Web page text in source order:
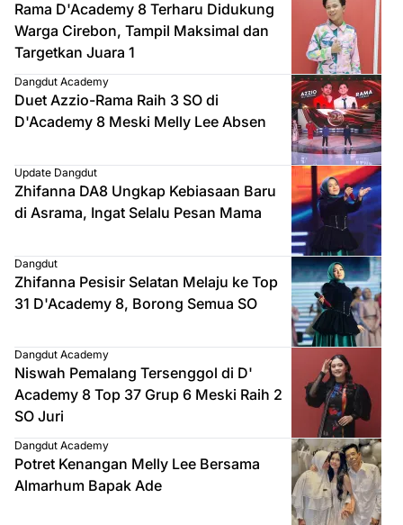
Rama D'Academy 8 Terharu Didukung
Warga Cirebon, Tampil Maksimal dan
Targetkan Juara 1
Dangdut Academy
Duet Azzio-Rama Raih 3 SO di
D'Academy 8 Meski Melly Lee Absen
Update Dangdut
Zhifanna DA8 Ungkap Kebiasaan Baru
di Asrama, Ingat Selalu Pesan Mama
Dangdut
Zhifanna Pesisir Selatan Melaju ke Top
31 D'Academy 8, Borong Semua SO
Dangdut Academy
Niswah Pemalang Tersenggol di D'
Academy 8 Top 37 Grup 6 Meski Raih 2
SO Juri
Dangdut Academy
Potret Kenangan Melly Lee Bersama
Almarhum Bapak Ade